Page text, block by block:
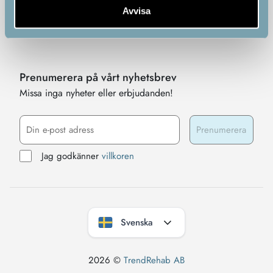
Avvisa
Blogg
Prenumerera på vårt nyhetsbrev
Missa inga nyheter eller erbjudanden!
Jag godkänner villkoren
Svenska
2026 © TrendRehab AB